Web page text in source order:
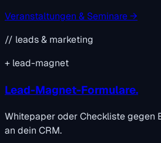
Veranstaltungen & Seminare →
// leads & marketing
+ lead-magnet
Lead-Magnet-Formulare.
Whitepaper oder Checkliste gegen
an dein CRM.